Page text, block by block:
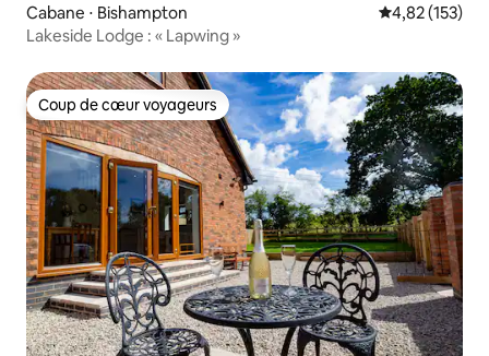
Cabane ⋅ Bishampton Évaluation
4,82 (153)
Lakeside Lodge : « Lapwing »
Coup de cœur voyageurs
Coup de cœur voyageurs